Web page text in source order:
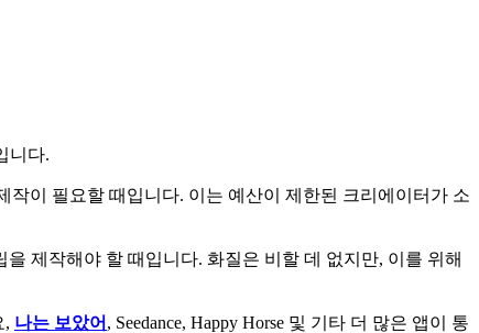
니다.
이 필요할 때입니다. 이는 예산이 제한된 크리에이터가 소
제작해야 할 때입니다. 화질은 비할 데 없지만, 이를 위해
, 나는 보았어 , Seedance, Happy Horse 및 기타 더 많은 앱이 통